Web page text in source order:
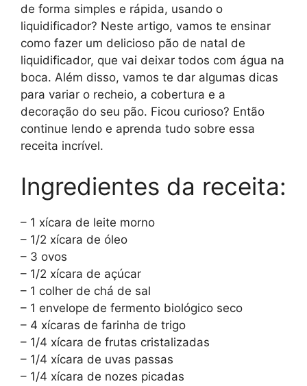
de forma simples e rápida, usando o
liquidificador? Neste artigo, vamos te ensinar
como fazer um delicioso pão de natal de
liquidificador, que vai deixar todos com água na
boca. Além disso, vamos te dar algumas dicas
para variar o recheio, a cobertura e a
decoração do seu pão. Ficou curioso? Então
continue lendo e aprenda tudo sobre essa
receita incrível.
Ingredientes da receita:
– 1 xícara de leite morno
– 1/2 xícara de óleo
– 3 ovos
– 1/2 xícara de açúcar
– 1 colher de chá de sal
– 1 envelope de fermento biológico seco
– 4 xícaras de farinha de trigo
– 1/4 xícara de frutas cristalizadas
– 1/4 xícara de uvas passas
– 1/4 xícara de nozes picadas